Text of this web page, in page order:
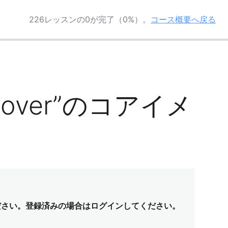
226レッスンの0が完了（0%）。 コース概要へ戻る
のコアイメ
い。登録済みの場合はログインしてください。